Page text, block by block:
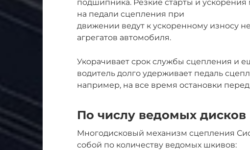
подшипника. Резкие старты и
на педали сцепления при
движении ведут к ускоренному износу
агрегатов автомобиля.
Укорачивает срок службы сцепления и
водитель долго удерживает педаль
например, на все время остановки
По числу ведомых дисков
Многодисковый механизм сцепления
собой по количеству ведомых шкивов: